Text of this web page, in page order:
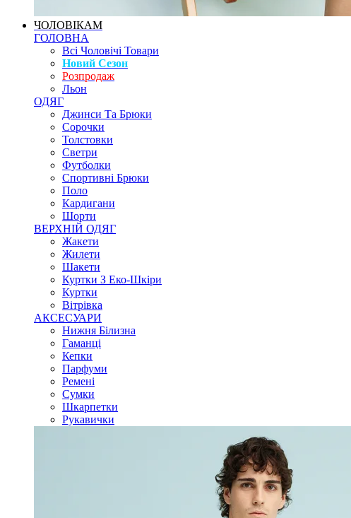
ЧОЛОВІКАМ
ГОЛОВНА
Всі Чоловічі Товари
Новий Сезон
Розпродаж
Льон
ОДЯГ
Джинси Та Брюки
Сорочки
Толстовки
Светри
Футболки
Спортивні Брюки
Поло
Кардигани
Шорти
ВЕРХНІЙ ОДЯГ
Жакети
Жилети
Шакети
Куртки З Еко-Шкіри
Куртки
Вітрівка
АКСЕСУАРИ
Нижня Білизна
Гаманці
Кепки
Парфуми
Ремені
Сумки
Шкарпетки
Рукавички